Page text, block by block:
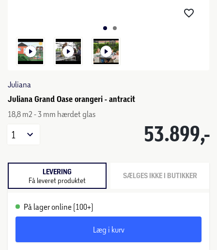
Juliana
Juliana Grand Oase orangeri - antracit
18,8 m2 - 3 mm hærdet glas
53.899,-
1
LEVERING
Få leveret produktet SÆLGES IKKE I BUTIKKER
På lager online (100+)
Læg i kurv